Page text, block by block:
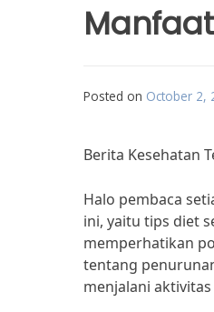
Posted on October 2,
Berita Kesehatan
Halo pembaca
ini, yaitu tips diet
memperhatikan
tentang
menjalani